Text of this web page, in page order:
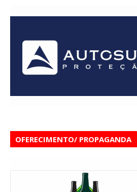
OFERECIMENTO/ PROPAGANDA